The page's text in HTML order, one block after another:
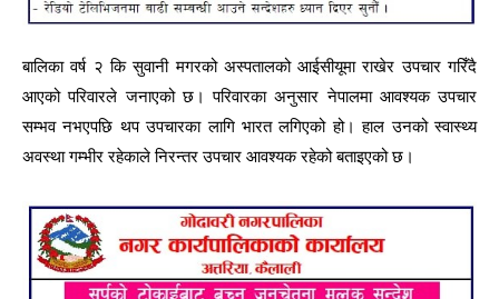
बालिका वर्ष २ कि सुवानी मगरको अस्पतालको आईसीयूमा राखेर उपचार गरिँदै
आएको परिवारले जनाएको छ। परिवारका अनुसार नेपालमा आवश्यक उपचार
सम्भव नभएपछि थप उपचारका लागि भारत लगिएको हो। हाल उनको स्वास्थ्य
अवस्था गम्भीर रहेकाले निरन्तर उपचार आवश्यक रहेको बताइएको छ।